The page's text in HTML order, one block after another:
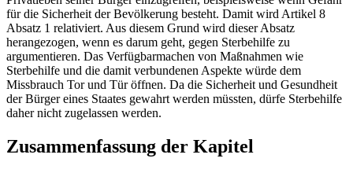
für die Sicherheit der Bevölkerung besteht. Damit wird Artikel 8
Absatz 1 relativiert. Aus diesem Grund wird dieser Absatz
herangezogen, wenn es darum geht, gegen Sterbehilfe zu
argumentieren. Das Verfügbarmachen von Maßnahmen wie
Sterbehilfe und die damit verbundenen Aspekte würde dem
Missbrauch Tor und Tür öffnen. Da die Sicherheit und Gesundheit
der Bürger eines Staates gewahrt werden müssten, dürfe Sterbehilfe
daher nicht zugelassen werden.
Zusammenfassung der Kapitel